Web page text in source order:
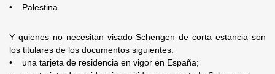
• Palestina
Y quienes no necesitan visado Schengen de corta estancia son
los titulares de los documentos siguientes:
• una tarjeta de residencia en vigor en España;